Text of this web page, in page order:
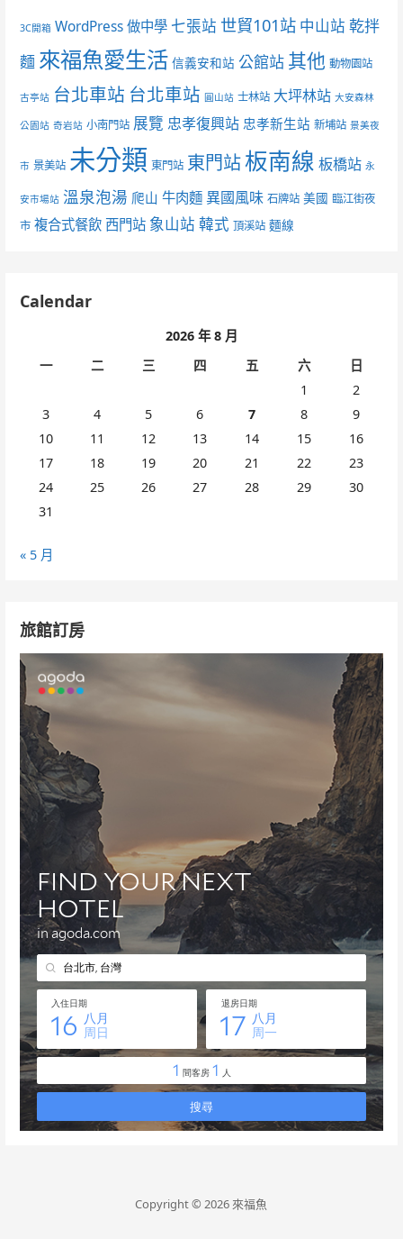
3C開箱 WordPress 做中學 七張站 世貿101站 中山站 乾拌
麵 來福魚愛生活 信義安和站 公館站 其他 動物園站
古亭站 台北車站 台北車站 圓山站 士林站 大坪林站 大安森林
公園站 奇岩站 小南門站 展覽 忠孝復興站 忠孝新生站 新埔站 景美夜
市 景美站 未分類 東門站 東門站板南線 板橋站 永
安市場站 溫泉泡湯 爬山 牛肉麵 異國風味 石牌站 美國 臨江街夜
市 複合式餐飲 西門站 象山站 韓式 頂溪站 麵線
Calendar
2026 年 8 月
一
二 三 四 五 六
日
1
2
3
4 5 6 7 8
9
10
11 12 13 14 15
16
17
18 19 20 21 22
23
24
25 26 27 28 29
30
31
« 5 月
旅館訂房
Copyright © 2026 來福魚